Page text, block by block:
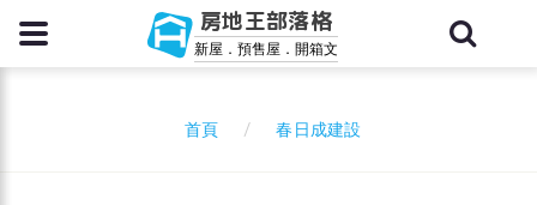
房地王部落格
新屋．預售屋．開箱文
首頁 春日成建設